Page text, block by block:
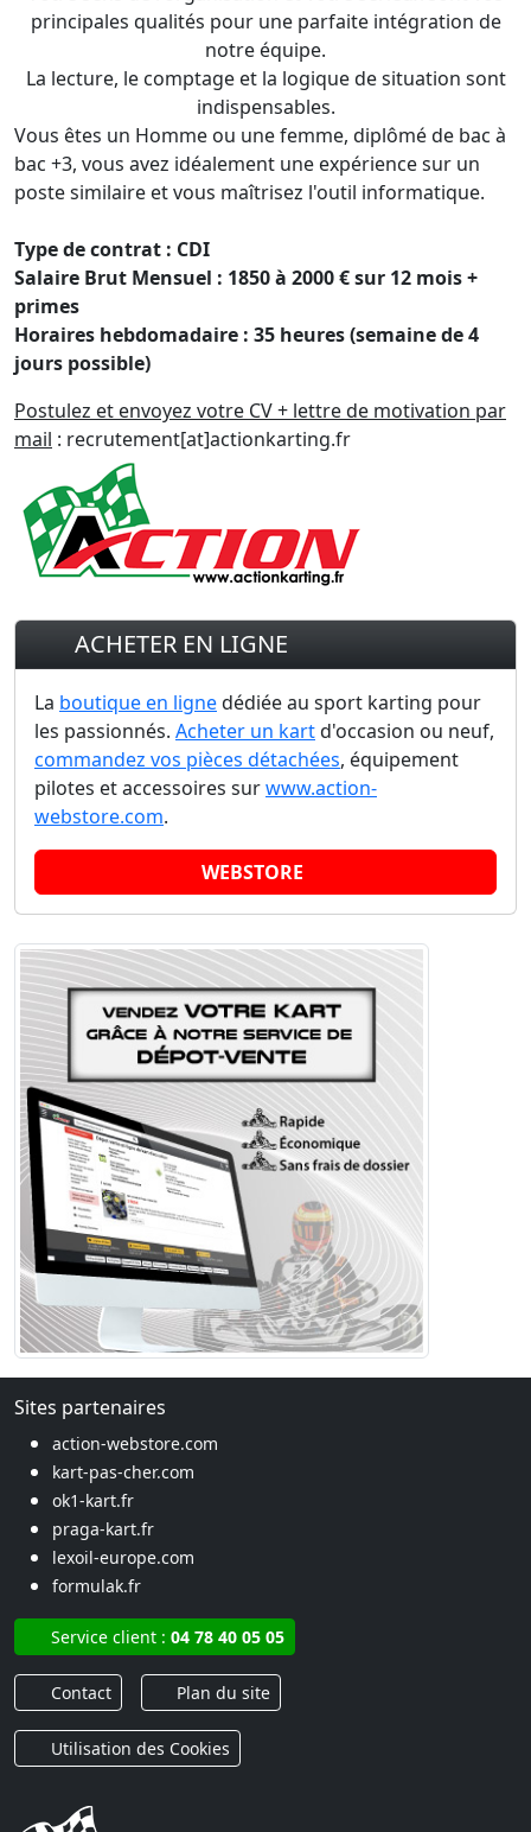
principales qualités pour une parfaite intégration de
notre équipe.
La lecture, le comptage et la logique de situation sont
indispensables.
Vous êtes un Homme ou une femme, diplômé de bac à
bac +3, vous avez idéalement une expérience sur un
poste similaire et vous maîtrisez l'outil informatique.
Type de contrat : CDI
Salaire Brut Mensuel : 1850 à 2000 € sur 12 mois +
primes
Horaires hebdomadaire : 35 heures (semaine de 4
jours possible)
Postulez et envoyez votre CV + lettre de motivation par
mail : recrutement[at]actionkarting.fr
ACHETER EN LIGNE
La boutique en lignedédiée au sport karting pour
les passionnés. Acheter un kartd'occasion ou neuf,
commandez vos pièces détachées, équipement
pilotes et accessoires surwww.action-
webstore.com.
WEBSTORE
Sites partenaires
action-webstore.com
kart-pas-cher.com
ok1-kart.fr
praga-kart.fr
lexoil-europe.com
formulak.fr
Service client : 04 78 40 05 05
Contact Plan du site
Utilisation des Cookies